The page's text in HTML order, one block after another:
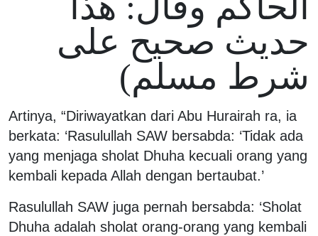
حديث صحيح على
شرط مسلم)
Artinya, “Diriwayatkan dari Abu Hurairah ra, ia
berkata: ‘Rasulullah SAW bersabda: ‘Tidak ada
yang menjaga sholat Dhuha kecuali orang yang
kembali kepada Allah dengan bertaubat.’
Rasulullah SAW juga pernah bersabda: ‘Sholat
Dhuha adalah sholat orang-orang yang kembali